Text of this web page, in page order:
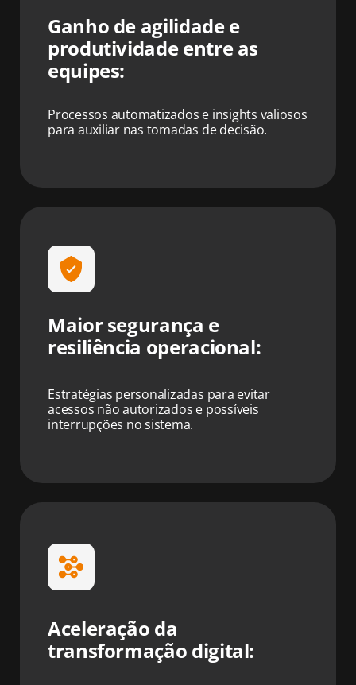
Ganho de agilidade e
produtividade entre as
equipes:
Processos automatizados e insights valiosos
para auxiliar nas tomadas de decisão.
Maior segurança e
resiliência operacional:
Estratégias personalizadas para evitar
acessos não autorizados e possíveis
interrupções no sistema.
Aceleração da
transformação digital: